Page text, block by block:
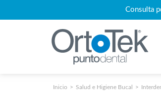
Consulta
Inicio Salud e Higiene Bucal